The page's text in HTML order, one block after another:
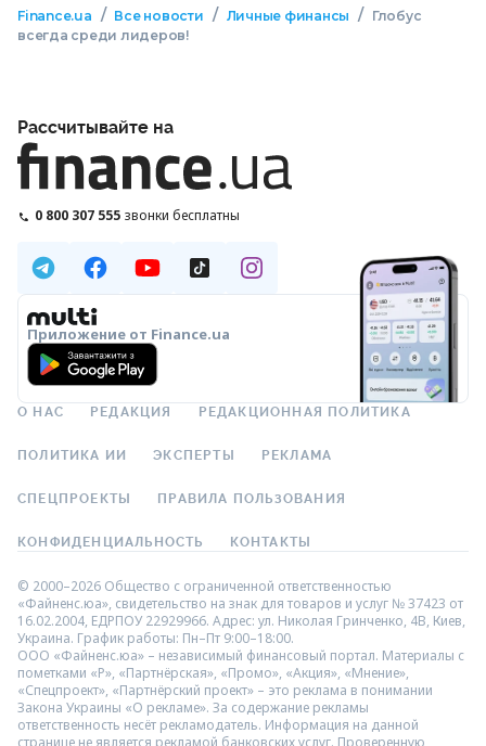
Finance.ua / Все новости / Личные финансы /
Глобус
всегда среди лидеров!
Рассчитывайте на
0 800 307 555 звонки бесплатны
Приложение от Finance.ua
О НАС РЕДАКЦИЯ РЕДАКЦИОННАЯ ПОЛИТИКА
ПОЛИТИКА ИИ ЭКСПЕРТЫ РЕКЛАМА
СПЕЦПРОЕКТЫ ПРАВИЛА ПОЛЬЗОВАНИЯ
КОНФИДЕНЦИАЛЬНОСТЬ КОНТАКТЫ
© 2000–2026 Общество с ограниченной ответственностью
«Файненс.юа», свидетельство на знак для товаров и услуг № 37423 от
16.02.2004, ЕДРПОУ 22929966. Адрес: ул. Николая Гринченко, 4В, Киев,
Украина. График работы: Пн–Пт 9:00–18:00.
ООО «Файненс.юа» – независимый финансовый портал. Материалы с
пометками «Р», «Партнёрская», «Промо», «Акция», «Мнение»,
«Спецпроект», «Партнёрский проект» – это реклама в понимании
Закона Украины «О рекламе». За содержание рекламы
ответственность несёт рекламодатель. Информация на данной
странице не является рекламой банковских услуг. Проверенную